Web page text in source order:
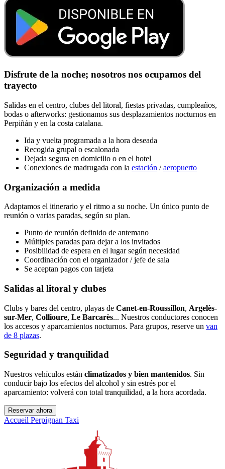
Disfrute de la noche; nosotros nos ocupamos del
trayecto
Salidas en el centro, clubes del litoral, fiestas privadas, cumpleaños,
bodas o afterworks: gestionamos sus desplazamientos nocturnos en
Perpiñán y en la costa catalana.
Ida y vuelta programada a la hora deseada
Recogida grupal o escalonada
Dejada segura en domicilio o en el hotel
Conexiones de madrugada con la estación /aeropuerto
Organización a medida
Adaptamos el itinerario y el ritmo a su noche. Un único punto de
reunión o varias paradas, según su plan.
Punto de reunión definido de antemano
Múltiples paradas para dejar a los invitados
Posibilidad de espera en el lugar según necesidad
Coordinación con el organizador / jefe de sala
Se aceptan pagos con tarjeta
Salidas al litoral y clubes
Clubs y bares del centro, playas de Canet-en-Roussillon, Argelès-
sur-Mer, Collioure, Le Barcarès... Nuestros conductores conocen
los accesos y aparcamientos nocturnos. Para grupos, reserve un van
de 8 plazas.
Seguridad y tranquilidad
Nuestros vehículos están climatizados y bien mantenidos. Sin
conducir bajo los efectos del alcohol y sin estrés por el
aparcamiento: volverá con total tranquilidad, a la hora acordada.
Reservar ahora
Accueil Perpignan Taxi